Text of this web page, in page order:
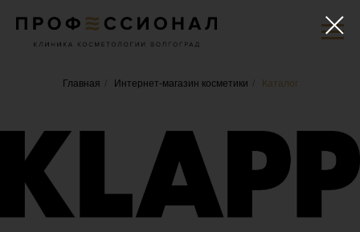
Главная Интернет-магазин косметики Каталог